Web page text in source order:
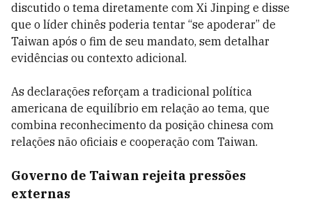
discutido o tema diretamente com Xi Jinping e disse
que o líder chinês poderia tentar “se apoderar” de
Taiwan após o fim de seu mandato, sem detalhar
evidências ou contexto adicional.
As declarações reforçam a tradicional política
americana de equilíbrio em relação ao tema, que
combina reconhecimento da posição chinesa com
relações não oficiais e cooperação com Taiwan.
Governo de Taiwan rejeita pressões
externas